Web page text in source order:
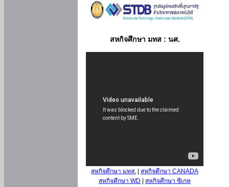
สหกิจศึกษา มทส : นศ.
สหกิจศึกษา มทส.
สหกิจศึกษา CANADA
สหกิจศึกษา WD
สหกิจศึกษา ซีเกท